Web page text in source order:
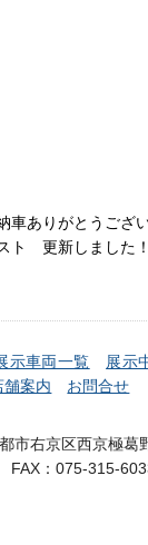
車ありがとうござ
ト 更新しました！
示車両一覧 展示
舗案内 お問合せ
市右京区西京極葛
：075-315-